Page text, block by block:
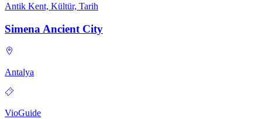
Antik Kent, Kültür, Tarih
Simena Ancient City
Antalya
VioGuide